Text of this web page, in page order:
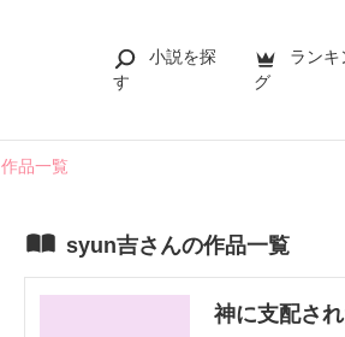
小説を探
す
ランキ
グ
作品一覧
syun吉さんの作品一覧
神に支配さ